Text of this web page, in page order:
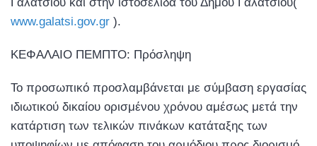
www.galatsi.gov.gr ).
ΚΕΦΑΛΑΙΟ ΠΕΜΠΤΟ: Πρόσληψη
Το προσωπικό προσλαμβάνεται με σύμβαση εργασίας
ιδιωτικού δικαίου ορισμένου χρόνου αμέσως μετά την
κατάρτιση των τελικών πινάκων κατάταξης των